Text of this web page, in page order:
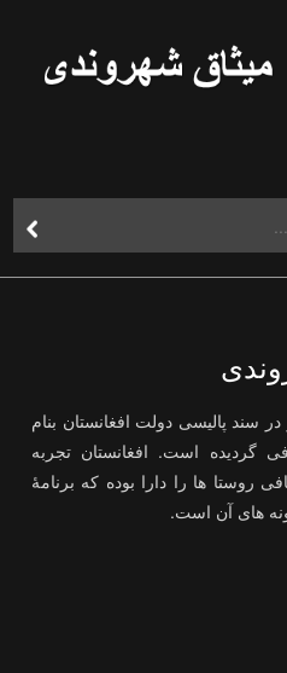
سند پالیسی دولت افغانستان بنام
است. افغانستان تجربه
روستا ها را دارا بوده که برنامۀ
های آن است.